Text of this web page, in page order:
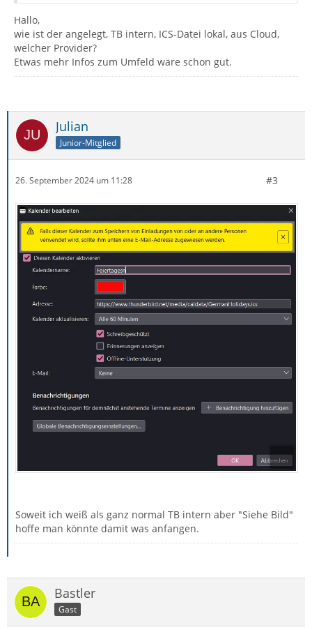
Hallo,
wie ist der angelegt, TB intern, ICS-Datei lokal, aus Cloud,
welcher Provider?
Etwas mehr Infos zum Umfeld wäre schon gut.
Julian
Junior-Mitglied
26. September 2024 um 11:28 #3
Soweit ich weiß als ganz normal TB intern aber "Siehe Bild"
hoffe man könnte damit was anfangen.
Bastler
Gast